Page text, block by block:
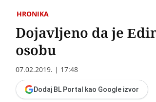
HRONIKA
Dojavljeno da je
osobu
07.02.2019. | 17:48
Dodaj BL Portal kao Google izvor